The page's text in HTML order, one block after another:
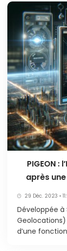
PIGEON
après
29 Déc. 2023 •
Développée à
Geolocations)
d’une